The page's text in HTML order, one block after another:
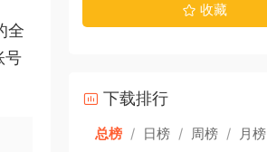
全
号
收藏
下载排行
总榜 / 日榜 / 周榜 / 月榜